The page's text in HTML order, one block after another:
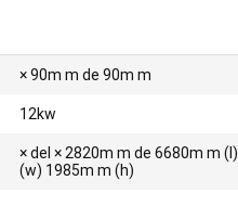
× 90m m de 90m m
12kw
× del × 2820m m de 6680m m (l)
(w) 1985m m (h)